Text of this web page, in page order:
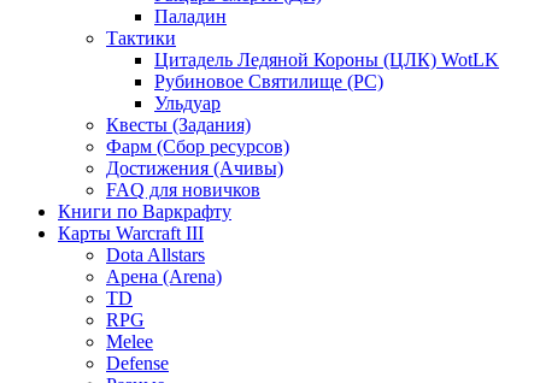
Паладин
Тактики
Цитадель Ледяной Короны (ЦЛК) WotLK
Рубиновое Святилище (РС)
Ульдуар
Квесты (Задания)
Фарм (Сбор ресурсов)
Достижения (Ачивы)
FAQ для новичков
Книги по Варкрафту
Карты Warcraft III
Dota Allstars
Арена (Arena)
TD
RPG
Melee
Defense